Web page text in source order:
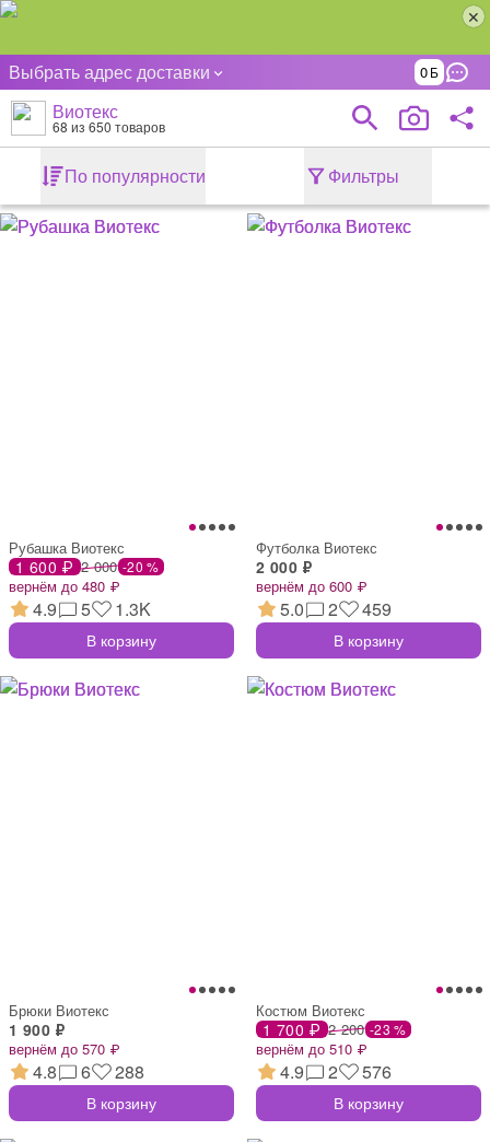
Выбрать адрес доставки 0
Виотекс
68 из 650 товаров
По популярности Фильтры
Рубашка Виотекс
1 600 ₽ 2 000 -20 %
вернём до 480 ₽
4.9 5 1.3K
В корзину
Футболка Виотекс
2 000 ₽
вернём до 600 ₽
5.0 2 459
В корзину
Брюки Виотекс
1 900 ₽
вернём до 570 ₽
4.8 6 288
В корзину
Костюм Виотекс
1 700 ₽ 2 200 -23 %
вернём до 510 ₽
4.9 2 576
В корзину